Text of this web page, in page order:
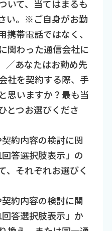
いて、当てはまるも
い。※ご自身がお勤
携帯電話ではなく、
関わった通信会社に
／あなたはお勤め先
社を契約する際、手
思いますか？最も当
とつお選びくださ
約内容の検討に関
答選択肢表示」の
、それぞれお選びく
約内容の検討に関
答選択肢表示」か